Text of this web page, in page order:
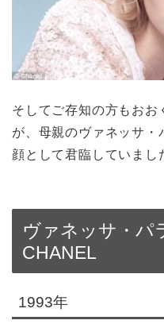
そしてご存知の方もおお
が、母親のヴァネッサ・
顔として君臨していまし
ヴァネッサ・
CHANEL
1993年